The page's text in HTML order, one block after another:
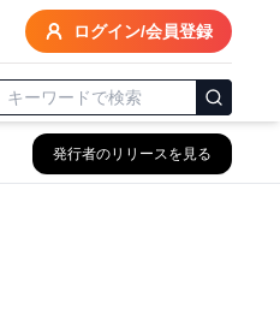
ログイン/会員登録
発行者のリリースを見る